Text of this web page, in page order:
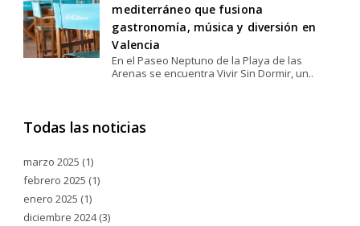
mediterráneo que fusiona
gastronomía, música y diversión en
Valencia
En el Paseo Neptuno de la Playa de las
Arenas se encuentra Vivir Sin Dormir, un..
Todas las noticias
marzo 2025 (1)
febrero 2025 (1)
enero 2025 (1)
diciembre 2024(3)